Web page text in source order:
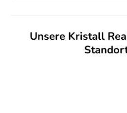
Unsere Kristall